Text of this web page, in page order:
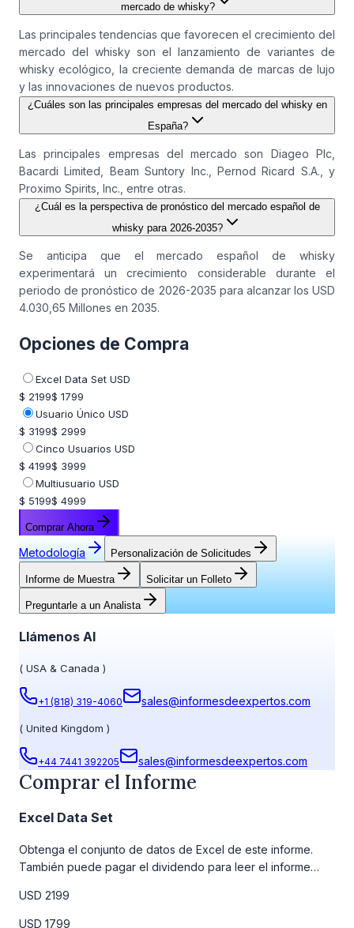
mercado de whisky?
Las principales tendencias que favorecen el crecimiento del
mercado del whisky son el lanzamiento de variantes de
whisky ecológico, la creciente demanda de marcas de lujo
y las innovaciones de nuevos productos.
¿Cuáles son las principales empresas del mercado del whisky en
España?
Las principales empresas del mercado son Diageo Plc,
Bacardi Limited, Beam Suntory Inc., Pernod Ricard S.A., y
Proximo Spirits, Inc., entre otras.
¿Cuál es la perspectiva de pronóstico del mercado español de
whisky para 2026-2035?
Se anticipa que el mercado español de whisky
experimentará un crecimiento considerable durante el
periodo de pronóstico de 2026-2035 para alcanzar los USD
4.030,65 Millones en 2035.
Opciones de Compra
Excel Data Set USD
$ 2199$ 1799
Usuario Único USD
$ 3199$ 2999
Cinco Usuarios USD
$ 4199$ 3999
Multiusuario USD
$ 5199$ 4999
Comprar Ahora
Metodología Personalización de Solicitudes
Informe de Muestra Solicitar un Folleto
Preguntarle a un Analista
Llámenos Al
( USA & Canada )
+1 (818) 319-4060 sales@informesdeexpertos.com
( United Kingdom )
+44 7441 392205 sales@informesdeexpertos.com
Comprar el Informe
Excel Data Set
Obtenga el conjunto de datos de Excel de este informe.
También puede pagar el dividendo para leer el informe
la tabla de precios a continuación.
USD 2199
USD 1799